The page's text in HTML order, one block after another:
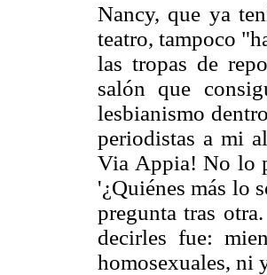
Nancy, que ya
teatro, tampoco
las tropas de
salón que
lesbianismo
periodistas a mi
Via Appia! No lo
'¿Quiénes más lo
pregunta tras
decirles fue:
homosexuales, ni